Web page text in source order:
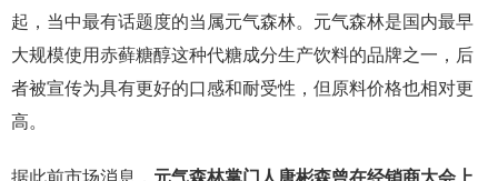
起，当中最有话题度的当属元气森林。元气森林是国内最早
大规模使用赤藓糖醇这种代糖成分生产饮料的品牌之一，后
者被宣传为具有更好的口感和耐受性，但原料价格也相对更
高。